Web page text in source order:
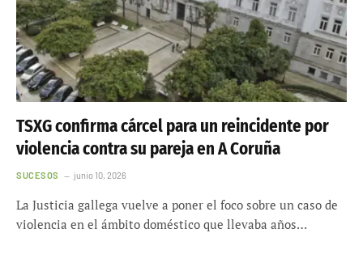
TSXG confirma cárcel para un reincidente por
violencia contra su pareja en A Coruña
SUCESOS junio 10, 2026
La Justicia gallega vuelve a poner el foco sobre un caso de
violencia en el ámbito doméstico que llevaba años…